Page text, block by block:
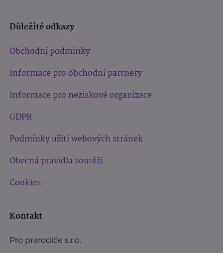
Důležité odkazy
Obchodní podmínky
Informace pro obchodní partnery
Informace pro neziskové organizace
GDPR
Podmínky užití webových stránek
Obecná pravidla soutěží
Cookies
Kontakt
Pro prarodiče s.r.o.